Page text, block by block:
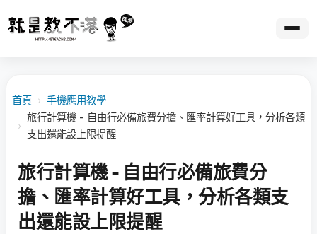
首頁 › 手機應用教學
›
旅行計算機 - 自由行必備旅費分擔、匯率計算好工具，分析各類
支出還能設上限提醒
旅行計算機 - 自由行必備旅費分
擔、匯率計算好工具，分析各類支
出還能設上限提醒